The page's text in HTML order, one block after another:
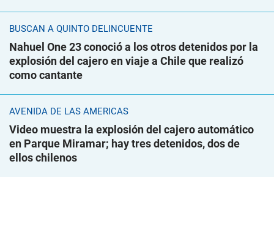
BUSCAN A QUINTO DELINCUENTE
Nahuel One 23 conoció a los otros detenidos por la
explosión del cajero en viaje a Chile que realizó
como cantante
AVENIDA DE LAS AMÉRICAS
Video muestra la explosión del cajero automático
en Parque Miramar; hay tres detenidos, dos de
ellos chilenos